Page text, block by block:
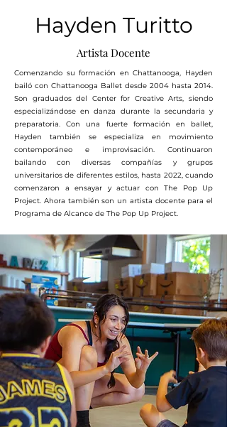
Hayden Turitto
Artista Docente
Comenzando su formación en Chattanooga, Hayden
bailó con Chattanooga Ballet desde 2004 hasta 2014.
Son graduados del Center for Creative Arts, siendo
especializándose en danza durante la secundaria y
preparatoria. Con una fuerte formación en ballet,
Hayden también se especializa en movimiento
contemporáneo e improvisación. Continuaron
bailando con diversas compañías y grupos
universitarios de diferentes estilos, hasta 2022, cuando
comenzaron a ensayar y actuar con The Pop Up
Project. Ahora también son un artista docente para el
Programa de Alcance de The Pop Up Project.